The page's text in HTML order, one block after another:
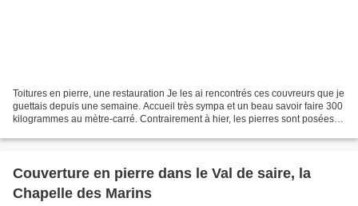
Toitures en pierre, une restauration Je les ai rencontrés ces couvreurs que je
guettais depuis une semaine. Accueil très sympa et un beau savoir faire 300
kilogrammes au mètre-carré. Contrairement à hier, les pierres sont posées
Couverture en pierre dans le Val de saire, la
Chapelle des Marins